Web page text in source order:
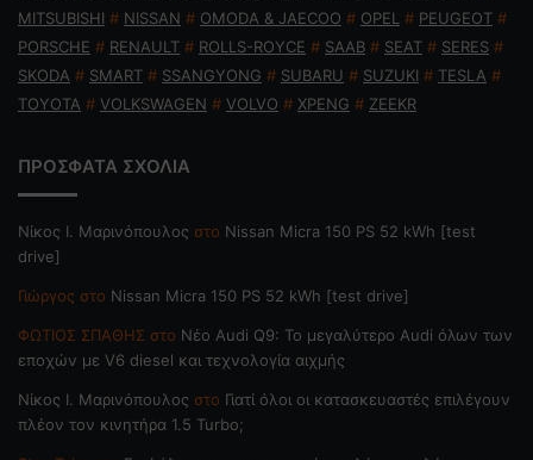
MITSUBISHI # NISSAN # OMODA & JAECOO # OPEL # PEUGEOT #
PORSCHE # RENAULT # ROLLS-ROYCE # SAAB # SEAT # SERES #
SKODA # SMART # SSANGYONG # SUBARU # SUZUKI # TESLA #
TOYOTA # VOLKSWAGEN # VOLVO # XPENG # ZEEKR
ΠΡΟΣΦΑΤΑ ΣΧΟΛΙΑ
Nίκος Ι. Mαρινόπουλος στο Nissan Micra 150 PS 52 kWh [test
drive]
Γιώργος στο Nissan Micra 150 PS 52 kWh [test drive]
ΦΩΤΙΟΣ ΣΠΑΘΗΣ στο Νέο Audi Q9: Το μεγαλύτερο Audi όλων των
εποχών με V6 diesel και τεχνολογία αιχμής
Nίκος Ι. Mαρινόπουλος στο Γιατί όλοι οι κατασκευαστές επιλέγουν
πλέον τον κινητήρα 1.5 Turbo;